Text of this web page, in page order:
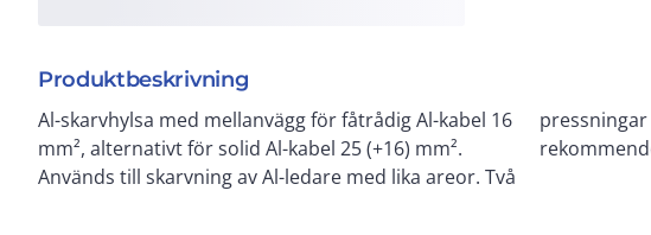
Produktbeskrivning
Al-skarvhylsa med mellanvägg för fåtrådig Al-kabel 16
mm², alternativt för solid Al-kabel 25 (+16) mm².
Används till skarvning av Al-ledare med lika areor. Två
pressningar erfodras. Används med Elpress